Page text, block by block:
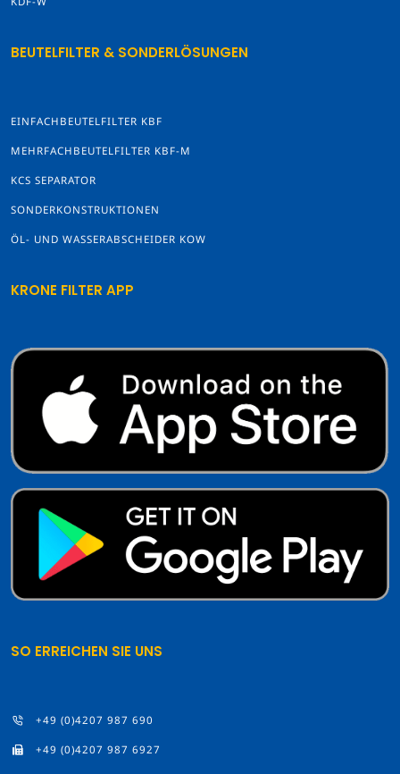
BEUTELFILTER & SONDERLÖSUNGEN
EINFACHBEUTELFILTER KBF
MEHRFACHBEUTELFILTER KBF-M
KCS SEPARATOR
SONDERKONSTRUKTIONEN
ÖL- UND WASSERABSCHEIDER KOW
KRONE FILTER APP
SO ERREICHEN SIE UNS
+49 (0)4207 987 690
+49 (0)4207 987 6927